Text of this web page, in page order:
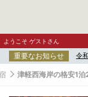
ようこそ ゲストさん
重要なお知らせ 令
津軽西海岸の格安1